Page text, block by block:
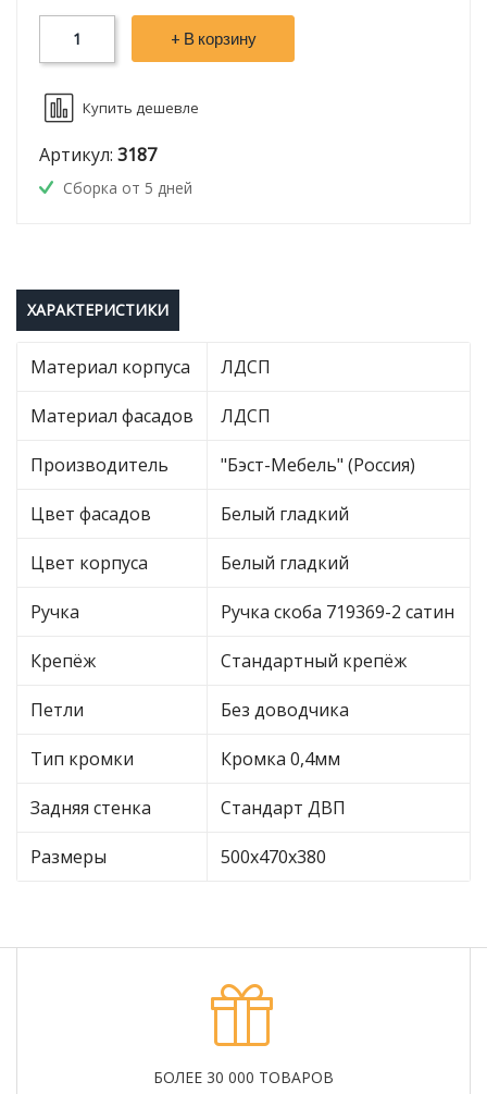
+ В корзину
Купить дешевле
Артикул: 3187
Сборка от 5 дней
ХАРАКТЕРИСТИКИ
Материал корпуса ЛДСП
Материал фасадов ЛДСП
Производитель "Бэст-Мебель" (Россия)
Цвет фасадов Белый гладкий
Цвет корпуса Белый гладкий
Ручка Ручка скоба 719369-2 сатин
Крепёж Стандартный крепёж
Петли Без доводчика
Тип кромки Кромка 0,4мм
Задняя стенка Стандарт ДВП
Размеры 500х470х380
БОЛЕЕ 30 000 ТОВАРОВ